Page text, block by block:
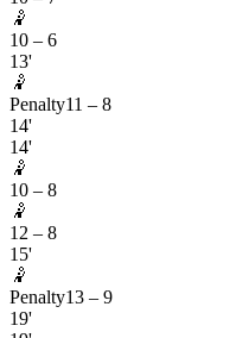
🤾
10 – 6
13'
🤾
Penalty11 – 8
14'
14'
🤾
10 – 8
🤾
12 – 8
15'
🤾
Penalty13 – 9
19'